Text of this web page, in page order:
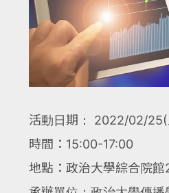
活動日期： 2022/02/25(
時間：15:00-17:00
地點：政治大學綜合院